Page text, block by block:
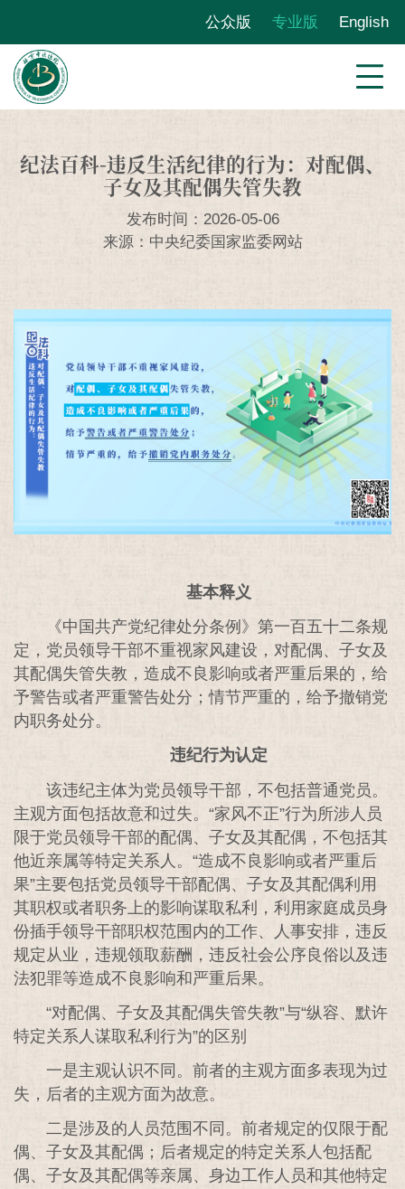
公众版 专业版 English
纪法百科-违反生活纪律的行为：对配偶、
子女及其配偶失管失教
发布时间：2026-05-06
来源：中央纪委国家监委网站
基本释义
《中国共产党纪律处分条例》第一百五十二条规
定，党员领导干部不重视家风建设，对配偶、子女及
其配偶失管失教，造成不良影响或者严重后果的，给
予警告或者严重警告处分；情节严重的，给予撤销党
内职务处分。
违纪行为认定
该违纪主体为党员领导干部，不包括普通党员。
主观方面包括故意和过失。“家风不正”行为所涉人员
限于党员领导干部的配偶、子女及其配偶，不包括其
他近亲属等特定关系人。“造成不良影响或者严重后
果”主要包括党员领导干部配偶、子女及其配偶利用
其职权或者职务上的影响谋取私利，利用家庭成员身
份插手领导干部职权范围内的工作、人事安排，违反
规定从业，违规领取薪酬，违反社会公序良俗以及违
法犯罪等造成不良影响和严重后果。
“对配偶、子女及其配偶失管失教”与“纵容、默许
特定关系人谋取私利行为”的区别
一是主观认识不同。前者的主观方面多表现为过
失，后者的主观方面为故意。
二是涉及的人员范围不同。前者规定的仅限于配
偶、子女及其配偶；后者规定的特定关系人包括配
偶、子女及其配偶等亲属、身边工作人员和其他特定